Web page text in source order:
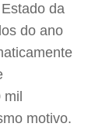
da
do ano
motivo.